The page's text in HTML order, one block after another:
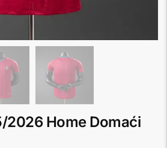
2026 Home Domaći